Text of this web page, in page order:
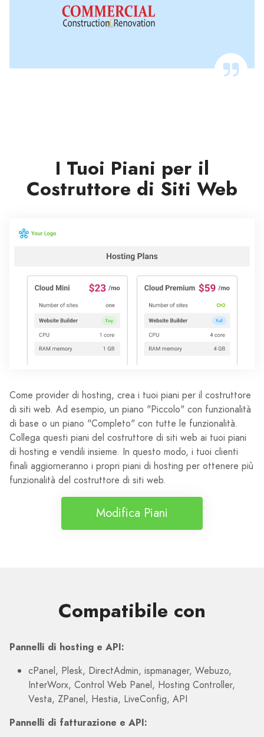
I Tuoi Piani per il
Costruttore di Siti Web
Come provider di hosting, crea i tuoi piani per il costruttore
di siti web. Ad esempio, un piano "Piccolo" con funzionalità
di base o un piano "Completo" con tutte le funzionalità.
Collega questi piani del costruttore di siti web ai tuoi piani
di hosting e vendili insieme. In questo modo, i tuoi clienti
finali aggiorneranno i propri piani di hosting per ottenere più
funzionalità del costruttore di siti web.
Modifica Piani
Compatibile con
Pannelli di hosting e API:
cPanel, Plesk, DirectAdmin, ispmanager, Webuzo,
InterWorx, Control Web Panel, Hosting Controller,
Vesta, ZPanel, Hestia, LiveConfig, API
Pannelli di fatturazione e API: